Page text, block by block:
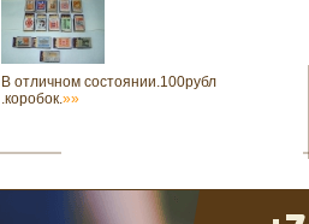
В отличном состоянии.100рубл
.коробок.»»